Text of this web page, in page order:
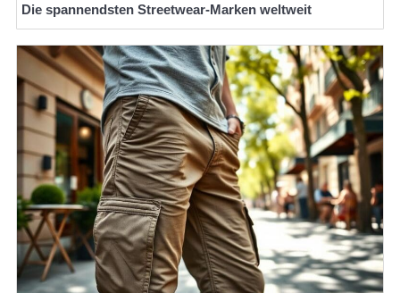
Die spannendsten Streetwear-Marken weltweit